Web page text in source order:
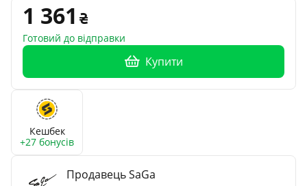
1 361
Готовий до відправки
Купити
Кешбек
+27 бонусів
Продавець SaGa